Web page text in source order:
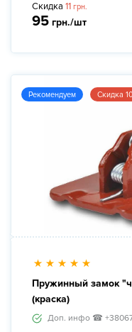
Скидка 11 грн.
95 грн./шт
Рекомендуем Скидка
Пружинный замок
(краска)
Доп. инфо ☎